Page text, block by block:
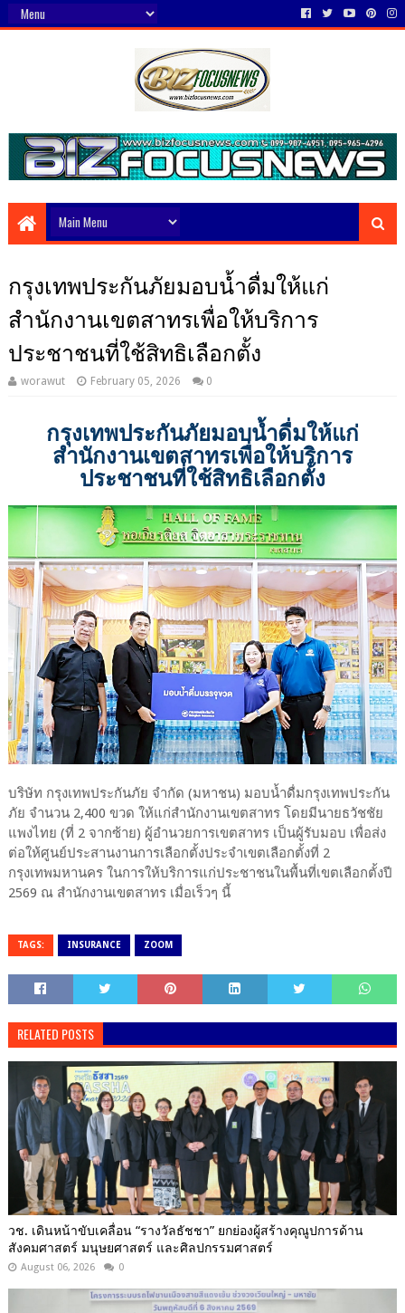
กรุงเทพประกันภัยมอบน้ำดื่มให้แก่
สำนักงานเขตสาทรเพื่อให้บริการ
ประชาชนที่ใช้สิทธิเลือกตั้ง
worawut February 05, 2026 0
กรุงเทพประกันภัยมอบน้ำดื่มให้แก่
สำนักงานเขตสาทรเพื่อให้บริการ
ประชาชนที่ใช้สิทธิเลือกตั้ง
บริษัท กรุงเทพประกันภัย จำกัด (มหาชน) มอบน้ำดื่มกรุงเทพประกัน
ภัย จำนวน 2,400 ขวด ให้แก่สำนักงานเขตสาทร โดยมีนายธวัชชัย
แพงไทย (ที่ 2 จากซ้าย) ผู้อำนวยการเขตสาทร เป็นผู้รับมอบ เพื่อส่ง
ต่อให้ศูนย์ประสานงานการเลือกตั้งประจำเขตเลือกตั้งที่ 2
กรุงเทพมหานคร ในการให้บริการแก่ประชาชนในพื้นที่เขตเลือกตั้งปี
2569 ณ สำนักงานเขตสาทร เมื่อเร็วๆ นี้
TAGS: INSURANCE ZOOM
RELATED POSTS
วช. เดินหน้าขับเคลื่อน “รางวัลธัชชา” ยกย่องผู้สร้างคุณูปการด้าน
สังคมศาสตร์ มนุษยศาสตร์ และศิลปกรรมศาสตร์
August 06, 2026 0